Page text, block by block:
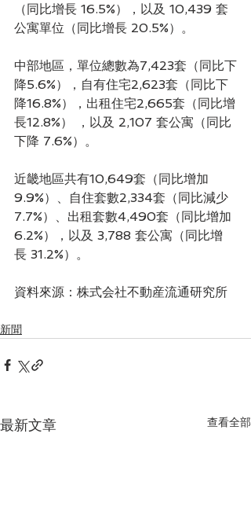
（同比增長 16.5%），以及 10,439 套
公寓單位（同比增長 20.5%）。
中部地區，單位總數為7,423套（同比下
降5.6%），自有住宅2,623套（同比下
降16.8%），出租住宅2,665套（同比增
長12.8%） ，以及 2,107 套公寓（同比
下降 7.6%）。
近畿地區共有10,649套（同比增加
9.9%）、自住套數2,334套（同比減少
7.7%）、出租套數4,490套（同比增加
6.2%），以及 3,788 套公寓（同比增
長 31.2%）。
資料來源：株式会社不動産流通研究所
新聞
最新文章 查看全部